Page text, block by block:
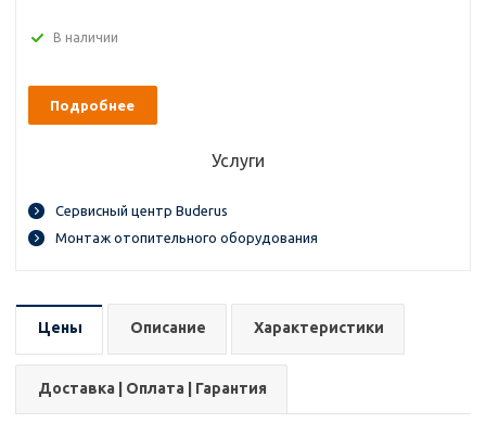
В наличии
Подробнее
Услуги
Сервисный центр Buderus
Монтаж отопительного оборудования
Цены Описание Характеристики
Доставка | Оплата | Гарантия